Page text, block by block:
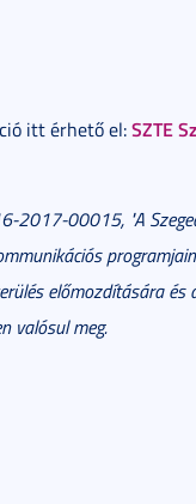
itt érhető el:SZTE
2017-00015, "A
előmozdítására és
valósul meg.